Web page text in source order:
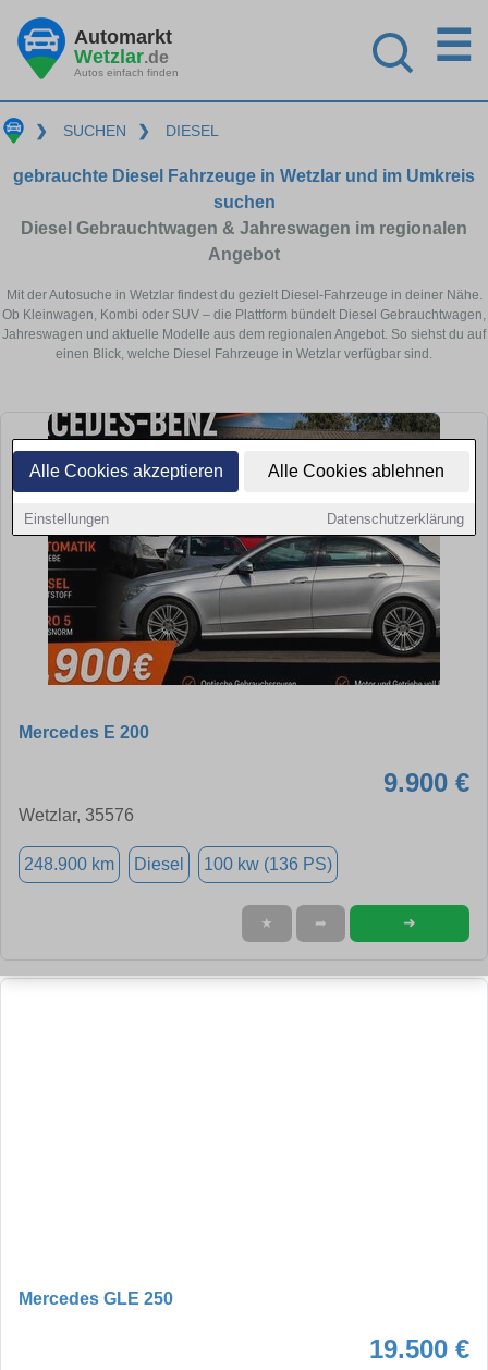
Alle Cookies akzeptieren Alle Cookies ablehnen
Einstellungen Datenschutzerklärung
Automarkt
Wetzlar.de
Autos einfach finden
☰
❯ SUCHEN ❯ DIESEL
gebrauchte Diesel Fahrzeuge in Wetzlar und im Umkreis
suchen
Diesel Gebrauchtwagen & Jahreswagen im regionalen
Angebot
Mit der Autosuche in Wetzlar findest du gezielt Diesel-Fahrzeuge in deiner Nähe.
Ob Kleinwagen, Kombi oder SUV – die Plattform bündelt Diesel Gebrauchtwagen,
Jahreswagen und aktuelle Modelle aus dem regionalen Angebot. So siehst du auf
einen Blick, welche Diesel Fahrzeuge in Wetzlar verfügbar sind.
Mercedes E 200
9.900 €
Wetzlar, 35576
248.900 km Diesel 100 kw (136 PS)
★ ➦ ➜
Mercedes GLE 250
19.500 €